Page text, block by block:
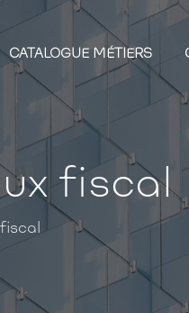
CATALOGUE MÉTIERS
fiscal